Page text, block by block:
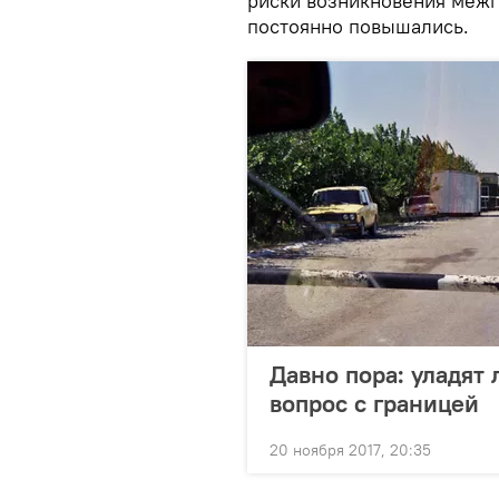
постоянно повышались.
Давно пора: уладят
вопрос с границей
20 ноября 2017, 20:35